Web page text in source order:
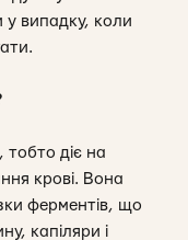
випадку, коли
тобто діє на
крові. Вона
ферментів, що
капіляри і